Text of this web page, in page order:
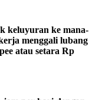
keluyuran ke mana-
menggali lubang
atau setara Rp